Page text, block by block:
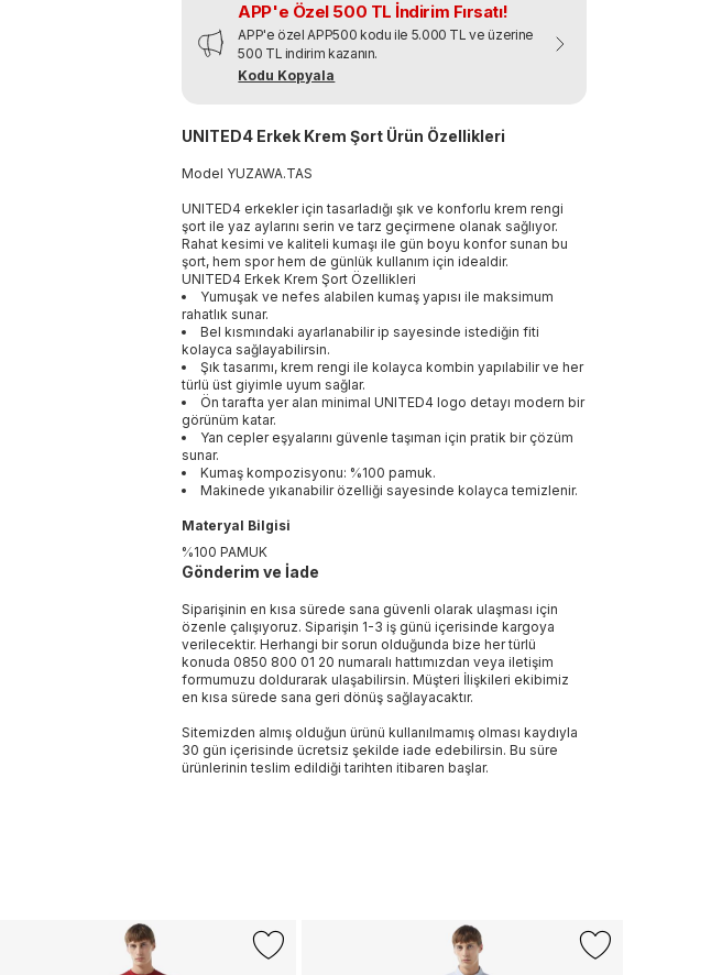
APP'e Özel 500 TL İndirim Fırsatı!
APP'e özel APP500 kodu ile 5.000 TL ve üzerine
500 TL indirim kazanın.
Kodu Kopyala
UNITED4 Erkek Krem Şort Ürün Özellikleri
Model YUZAWA.TAS
UNITED4 erkekler için tasarladığı şık ve konforlu krem rengi
şort ile yaz aylarını serin ve tarz geçirmene olanak sağlıyor.
Rahat kesimi ve kaliteli kumaşı ile gün boyu konfor sunan bu
şort, hem spor hem de günlük kullanım için idealdir.
UNITED4 Erkek Krem Şort Özellikleri
Yumuşak ve nefes alabilen kumaş yapısı ile maksimum
rahatlık sunar.
Bel kısmındaki ayarlanabilir ip sayesinde istediğin fiti
kolayca sağlayabilirsin.
Şık tasarımı, krem rengi ile kolayca kombin yapılabilir ve her
türlü üst giyimle uyum sağlar.
Ön tarafta yer alan minimal UNITED4 logo detayı modern bir
görünüm katar.
Yan cepler eşyalarını güvenle taşıman için pratik bir çözüm
sunar.
Kumaş kompozisyonu: %100 pamuk.
Makinede yıkanabilir özelliği sayesinde kolayca temizlenir.
Materyal Bilgisi
%100 PAMUK
Gönderim ve İade
Siparişinin en kısa sürede sana güvenli olarak ulaşması için
özenle çalışıyoruz. Siparişin 1-3 iş günü içerisinde kargoya
verilecektir. Herhangi bir sorun olduğunda bize her türlü
konuda 0850 800 01 20 numaralı hattımızdan veya iletişim
formumuzu doldurarak ulaşabilirsin. Müşteri İlişkileri ekibimiz
en kısa sürede sana geri dönüş sağlayacaktır.
Sitemizden almış olduğun ürünü kullanılmamış olması kaydıyla
30 gün içerisinde ücretsiz şekilde iade edebilirsin. Bu süre
ürünlerinin teslim edildiği tarihten itibaren başlar.